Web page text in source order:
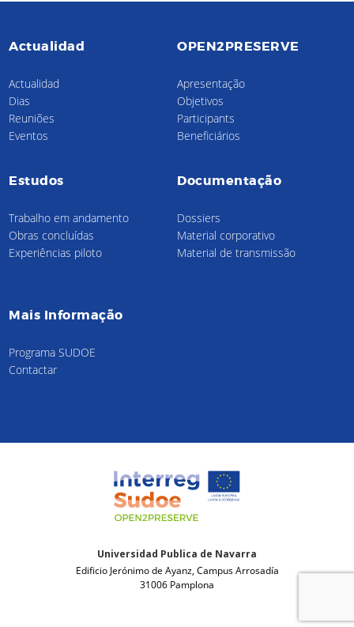
Actualidad
Actualidad
Dias
Reuniões
Eventos
OPEN2PRESERVE
Apresentação
Objetivos
Participants
Beneficiários
Estudos
Trabalho em andamento
Obras concluídas
Experiências piloto
Documentação
Dossiers
Material corporativo
Material de transmissão
Mais Informação
Programa SUDOE
Contactar
Universidad Publica de Navarra
Edificio Jerónimo de Ayanz, Campus Arrosadía
31006 Pamplona